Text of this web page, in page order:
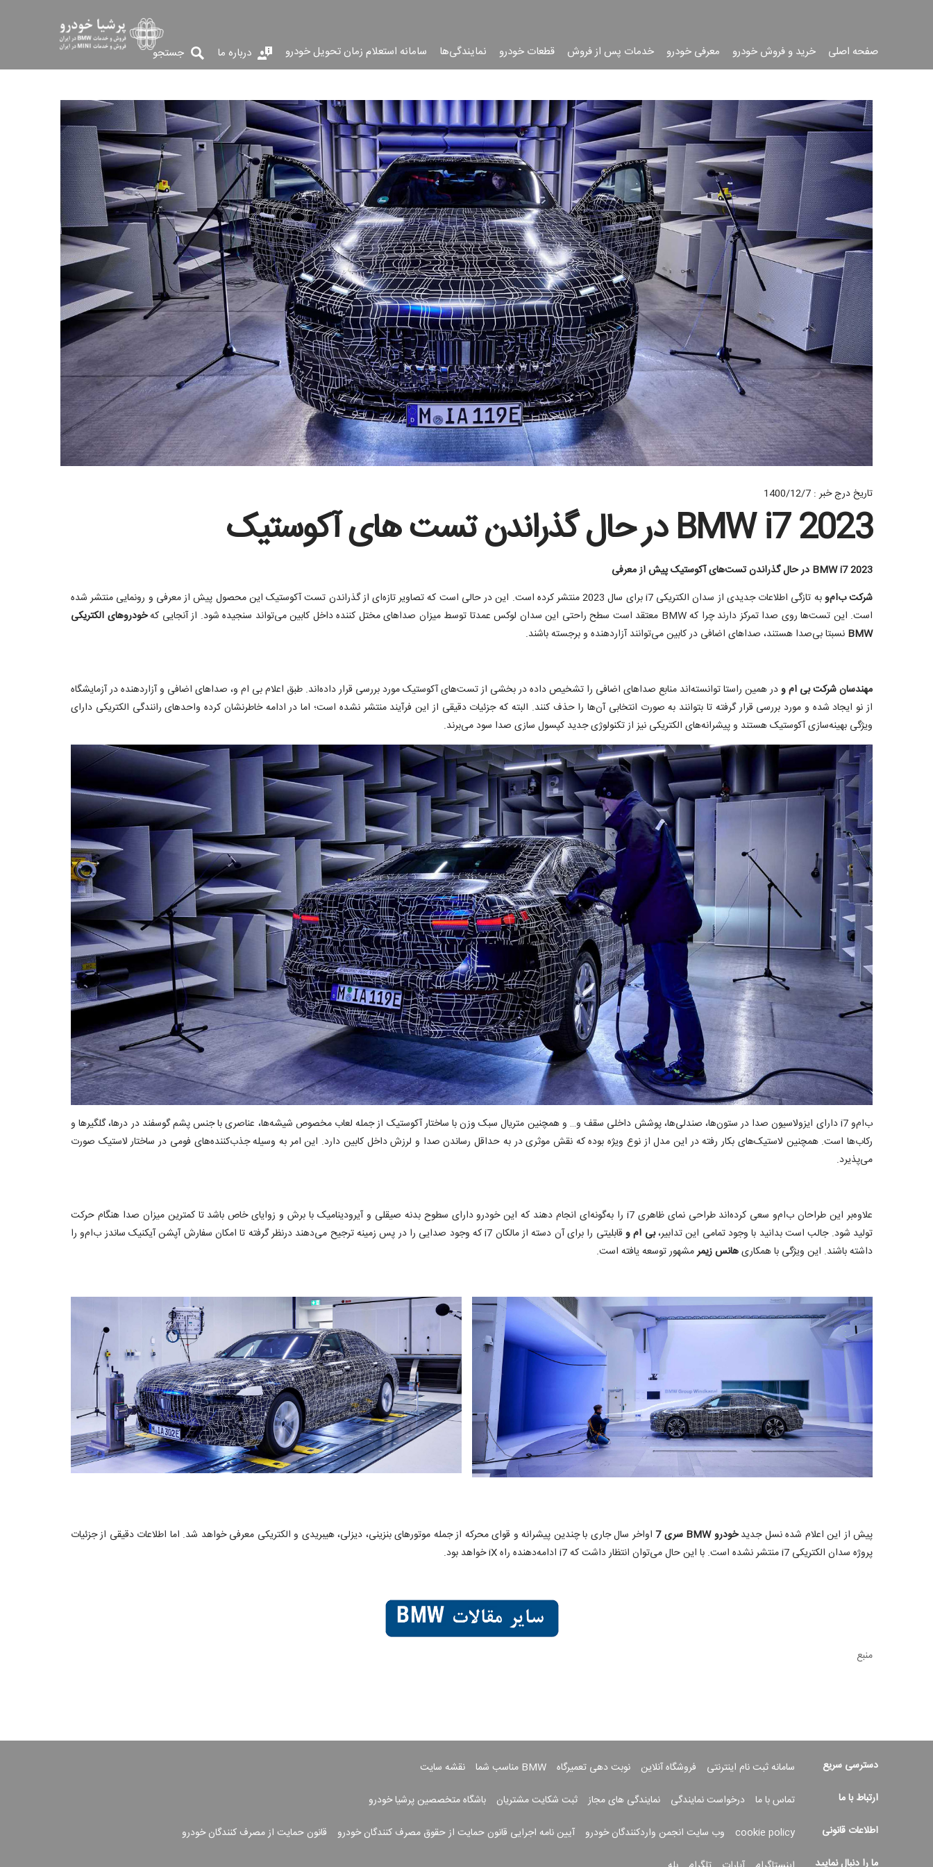
صفحه اصلی خرید و فروش خودرو معرفی خودرو خدمات پس از فروش قطعات خودرو نمایندگی‌ها سامانه استعلام زمان تحویل خودرو درباره ما جستجو
جست
جو
تاریخ درج خبر : 1400/12/7
BMW i7 2023 در حال گذراندن تست های آکوستیک
BMW i7 2023 در حال گذراندن تست‌های آکوستیک پیش از معرفی
شرکت ب‌ام‌و
به تازگی اطلاعات جدیدی از سدان الکتریکی i7 برای سال 2023 منتشر کرده است. این در حالی است که تصاویر تازه‌ای از گذراندن تست آکوستیک این محصول پیش از معرفی و رونمایی منتشر شده
است. این تست‌ها روی صدا تمرکز دارند چرا که BMW معتقد است سطح راحتی این سدان لوکس عمدتا توسط میزان صداهای مختل کننده داخل کابین می‌تواند سنجیده شود. از آنجایی که
خودروهای الکتریکی
BMW نسبتا بی‌صدا هستند، صداهای اضافی در کابین می‌توانند آزاردهنده و برجسته باشند.
مهندسان شرکت بی ام ودر همین راستا توانسته‌‌اند منابع صداهای اضافی را تشخیص داده در بخشی از تست‌های آکوستیک مورد بررسی قرار داده‌اند. طبق اعلام بی ام و، صداهای اضافی و آزاردهنده در آزمایشگاه
از نو ایجاد شده و مورد بررسی قرار گرفته تا بتوانند به صورت انتخابی آن‌ها را حذف کنند. البته که جزئیات دقیقی از این فرآیند منتشر نشده است؛ اما در ادامه خاطرنشان کرده واحدهای رانندگی الکتریکی دارای
ویژگی بهینه‌سازی آکوستیک هستند و پیشرانه‌های الکتریکی نیز از تکنولوژی جدید کپسول سازی صدا سود می‌برند.
ب‌ام‌و i7 دارای ایزولاسیون صدا در ستون‌ها، صندلی‌ها، پوشش داخلی سقف و… و همچنین متریال سبک وزن با ساختار آکوستیک از جمله لعاب مخصوص شیشه‌ها، عناصری با جنس پشم گوسفند در درها، گلگیرها و
رکاب‌ها است. همچنین لاستیک‌های بکار رفته در این مدل از نوع ویژه بوده که نقش موثری در به حداقل رساندن صدا و لرزش داخل کابین دارد. این امر به وسیله جذب‌کننده‌های فومی در ساختار لاستیک صورت
می‌پذیرد.
علاوه‌بر این‌ طراحان ب‌ام‌و سعی کرده‌اند طراحی نمای ظاهری i7 را به‌گونه‌ای انجام دهند که این خودرو دارای سطوح بدنه صیقلی و آیرودینامیک با برش و زوایای خاص باشد تا کمترین میزان صدا هنگام حرکت
تولید شود. جالب است بدانید با وجود تمامی این تدابیر،بی ام و
قابلیتی را برای آن دسته از مالکان i7 که وجود صدایی را در پس زمینه ترجیح می‌دهند درنظر گرفته تا امکان سفارش آپشن آیکنیک ساندز ب‌ام‌و را
داشته باشند. این ویژگی با همکاریهانس زیمرمشهور توسعه یافته است.
پیش از این اعلام شده نسل جدیدخودرو BMW سری 7
اواخر سال جاری با چندین پیشرانه و قوای محرکه از جمله موتورهای بنزینی، دیزلی، هیبریدی و الکتریکی معرفی خواهد شد. اما اطلاعات دقیقی از جزئیات
پروژه سدان الکتریکی i7 منتشر نشده است. با این حال می‌توان انتظار داشت که i7 ادامه‌دهنده راه iX خواهد بود.
منبع
دسترسی سریع سامانه ثبت نام اینترنتی فروشگاه آنلاین نوبت دهی تعمیرگاه BMW مناسب شما
نقشه سایت
ارتباط با ما
تماس با ما درخواست نمایندگی نمایندگی های مجاز ثبت شکایت مشتریان
باشگاه متخصصین پرشیا خودرو
اطلاعات قانونی
cookie policy وب سایت انجمن واردکنندگان خودرو آیین نامه اجرایی قانون حمایت از حقوق مصرف کنندگان خودرو
قانون حمایت از مصرف کنندگان خودرو
ما را دنبال نمایید